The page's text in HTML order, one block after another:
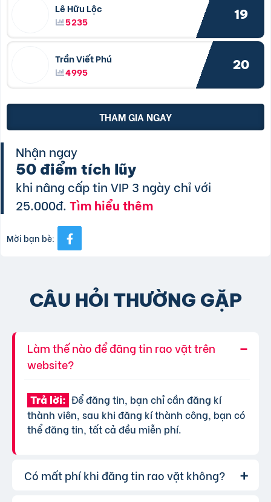
Lê Hữu Lộc
5235
19
Trần Viết Phú
4995
20
THAM GIA NGAY
Nhận ngay
50 điểm tích lũy
khi nâng cấp tin VIP 3 ngày chỉ với
25.000đ.Tìm hiểu thêm
Mời bạn bè:
CÂU HỎI THƯỜNG GẶP
Làm thế nào để đăng tin rao vặt trên
website?
Trả lời: Để đăng tin, bạn chỉ cần đăng kí
thành viên, sau khi đăng kí thành công, bạn có
thể đăng tin, tất cả đều miễn phí.
Có mất phí khi đăng tin rao vặt không?